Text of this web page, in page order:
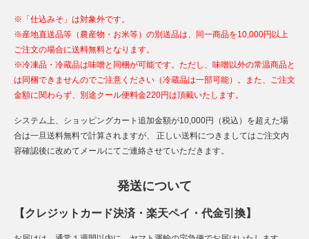
※「仕込みそ」は対象外です。
※産地直送品等（農産物・お米等）の別送品は、同一商品を10,000円以上
ご注文の場合に送料無料となります。
※冷凍品・冷蔵品は味噌と同梱が可能です。ただし、味噌以外の常温商品と
は同梱できませんのでご注意ください（冷蔵品は一部可能）。また、ご注文
金額に関わらず、別途クール便料金220円は頂戴いたします。
システム上、ショッピングカート追加金額が10,000円（税込）を超えた場
合は一旦送料無料で計算されますが、 正しい送料につきましてはご注文内
容確認後に改めてメールにてご連絡させていただきます。
発送について
【クレジットカード決済・楽天ペイ・代金引換】